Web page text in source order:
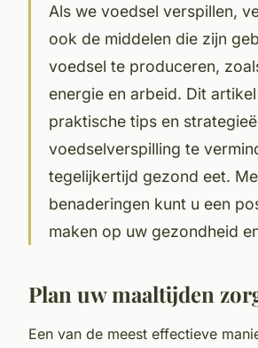
Als we voedsel verspillen,
ook de middelen die zijn
voedsel te produceren,
energie en arbeid. Dit
praktische tips en
voedselverspilling te
tegelijkertijd gezond eet.
benaderingen kunt u een
maken op uw gezondheid
Plan uw maaltijden
Een van de meest effectieve